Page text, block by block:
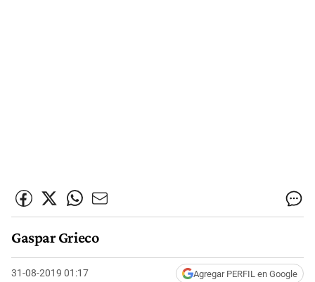
Gaspar Grieco
31-08-2019 01:17 Agregar PERFIL en Google